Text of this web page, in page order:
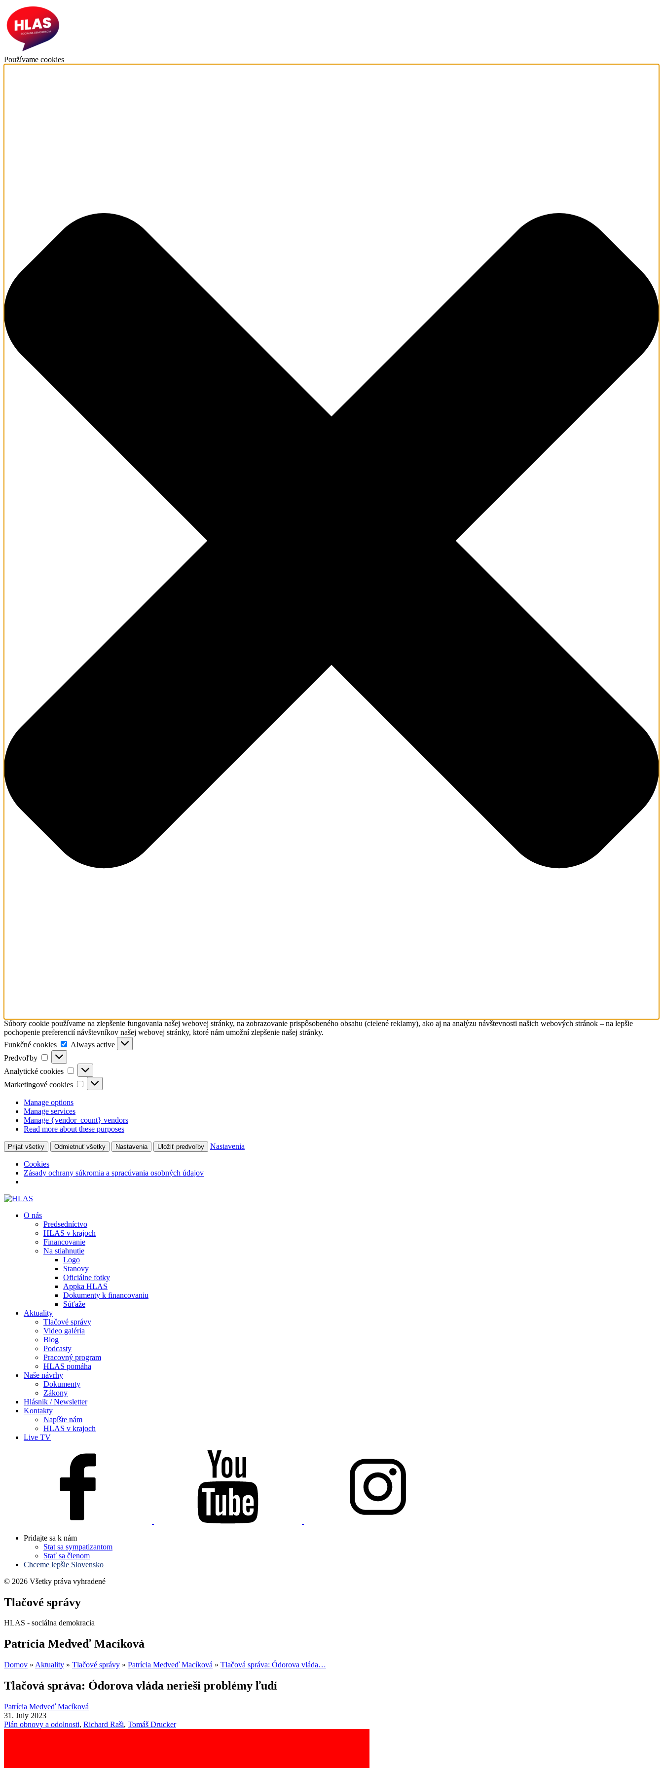
Používame cookies
Súbory cookie používame na zlepšenie fungovania našej webovej stránky, na zobrazovanie prispôsobeného obsahu (cielené reklamy), ako aj na analýzu návštevnosti našich webových stránok – na lepšie
pochopenie preferencií návštevníkov našej webovej stránky, ktoré nám umožní zlepšenie našej stránky.
Funkčné cookies
Funkčné
cookies
Always active
Predvoľby
Predvoľby
Analytické cookies
Analytické
cookies
Marketingové cookies
Marketingové
cookies
Manage options
Manage services
Manage {vendor_count} vendors
Read more about these purposes
Prijať všetky Odmietnuť všetky Nastavenia Uložiť predvoľby Nastavenia
Cookies
Zásady ochrany súkromia a spracúvania osobných údajov
O nás
Predsedníctvo
HLAS v krajoch
Financovanie
Na stiahnutie
Logo
Stanovy
Oficiálne fotky
Appka HLAS
Dokumenty k financovaniu
Súťaže
Aktuality
Tlačové správy
Video galéria
Blog
Podcasty
Pracovný program
HLAS pomáha
Naše návrhy
Dokumenty
Zákony
Hlásnik / Newsletter
Kontakty
Napíšte nám
HLAS v krajoch
Live TV
Pridajte sa k nám
Stat sa sympatizantom
Stať sa členom
Chceme lepšie Slovensko
© 2026 Všetky práva vyhradené
Tlačové správy
HLAS - sociálna demokracia
Patrícia Medveď Macíková
Domov » Aktuality » Tlačové správy » Patrícia Medveď Macíková » Tlačová správa: Ódorova vláda…
Tlačová správa: Ódorova vláda nerieši problémy ľudí
Patrícia Medveď Macíková
31. July 2023
Plán obnovy a odolnosti, Richard Raši, Tomáš Drucker